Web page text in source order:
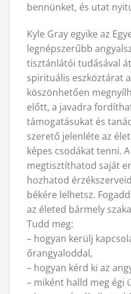
bennünket, és utat
Kyle Gray egyike az
legnépszerűbb
tisztánlátói tudásával
spirituális eszköztárat
köszönhetően
előtt, a javadra
támogatásukat és
szerető jelenléte az
képes csodákat tenni.
megtisztíthatod saját
hozhatod
békére lelhetsz.
az életed bármely
Tudd meg:
– hogyan kerülj
őrangyaloddal,
– hogyan kérd ki az
– miként halld meg égi